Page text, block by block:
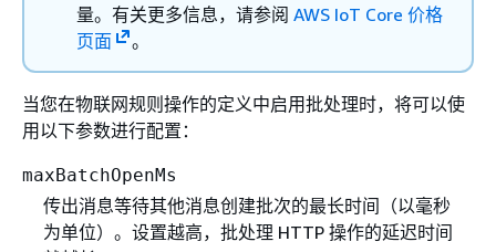
量。有关更多信息，请参阅 AWS IoT Core 价格
页面
。
当您在物联网规则操作的定义中启用批处理时，将可以使
用以下参数进行配置：
maxBatchOpenMs
传出消息等待其他消息创建批次的最长时间（以毫秒
为单位）。设置越高，批处理 HTTP 操作的延迟时间